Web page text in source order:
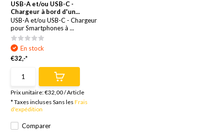
USB-A et/ou USB-C -
Chargeur à bord d'un...
USB-A et/ou USB-C - Chargeur
pour Smartphones à ...
Comparer
En stock
€32,-*
Prix unitaire:€32,00/Article
* Taxes incluses Sans lesFrais
d'expédition